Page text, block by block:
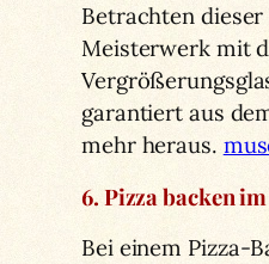
Betrachten
Meisterwerk mit
garantiert aus
mehr heraus.
6. Pizza backen
Bei einem Pizza-